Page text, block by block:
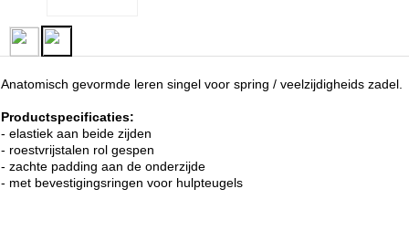
Anatomisch gevormde leren singel voor spring / veelzijdigheids zadel.
Productspecificaties:
- elastiek aan beide zijden
- roestvrijstalen rol gespen
- zachte padding aan de onderzijde
- met bevestigingsringen voor hulpteugels